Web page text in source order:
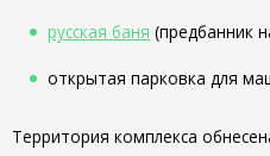
русская баня (предбанник
открытая парковка для
Территория комплекса